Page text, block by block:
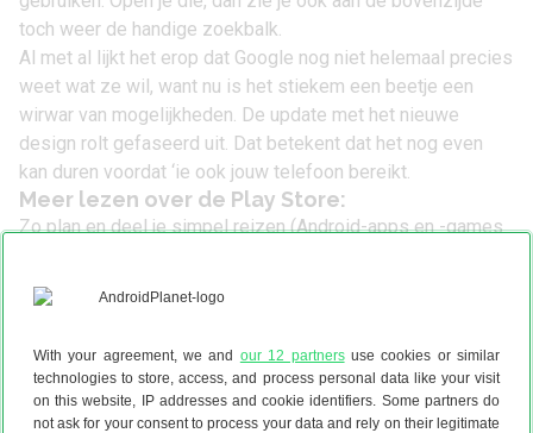
With your agreement, we and our 12 partnersuse cookies or similar
technologies to store, access, and process personal data like your visit
on this website, IP addresses and cookie identifiers. Some partners do
not ask for your consent to process your data and rely on their legitimate
toch weer de handige zoekbalk.
Al met al lijkt het erop dat Google nog niet helemaal precies
weet wat ze wil, want nu is het stiekem een beetje een
wirwar van mogelijkheden. De update met het nieuwe
design rolt gefaseerd uit. Dat betekent dat het nog even
kan duren voordat ‘ie ook jouw telefoon bereikt.
Meer lezen over de Play Store:
Zo plan en deel je simpel reizen (Android-apps en -games
Breng je vakantiefoto’s tot leven (Android-apps en -games
Je telefoon zit stiekem vol games! (Android-apps en -
games week 29) (19 jul)
Voedsel verspillen is verleden tijd (Android-apps en -